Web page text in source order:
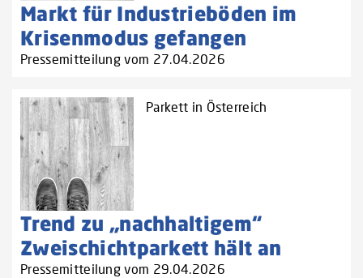
Markt für Industrieböden im
Krisenmodus gefangen
Pressemitteilung vom 27.04.2026
Parkett in Österreich
Trend zu „nachhaltigem“
Zweischichtparkett hält an
Pressemitteilung vom 29.04.2026